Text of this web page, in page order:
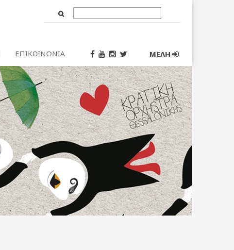
Input
ΕΠΙΚΟΙΝΩΝΙΑ ΜΕΛΗ